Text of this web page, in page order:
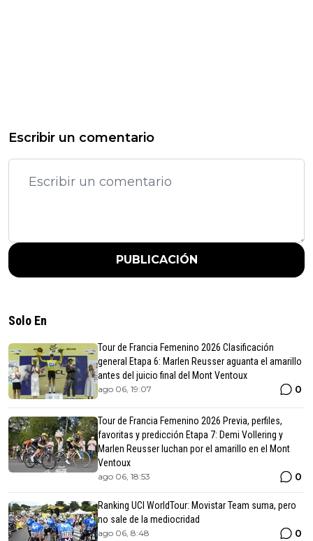
Escribir un comentario
PUBLICACIÓN
Solo En
Tour de Francia Femenino 2026 Clasificación
general Etapa 6: Marlen Reusser aguanta el amarillo
antes del juicio final del Mont Ventoux
ago 06, 19:07 0
Tour de Francia Femenino 2026 Previa, perfiles,
favoritas y predicción Etapa 7: Demi Vollering y
Marlen Reusser luchan por el amarillo en el Mont
Ventoux
ago 06, 18:53 0
Ranking UCI WorldTour: Movistar Team suma, pero
no sale de la mediocridad
ago 06, 8:48 0